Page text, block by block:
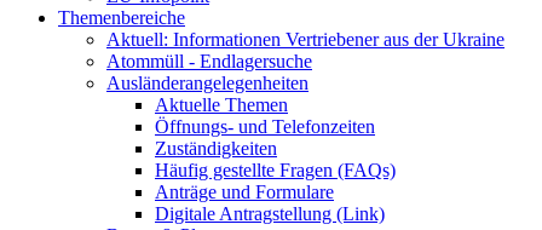
Themenbereiche
Aktuell: Informationen Vertriebener aus der Ukraine
Atommüll - Endlagersuche
Ausländerangelegenheiten
Aktuelle Themen
Öffnungs- und Telefonzeiten
Zuständigkeiten
Häufig gestellte Fragen (FAQs)
Anträge und Formulare
Digitale Antragstellung (Link)